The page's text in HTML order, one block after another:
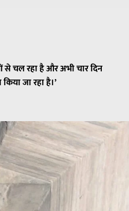
से चल रहा है और अभी चार दिन
जा रहा है।’